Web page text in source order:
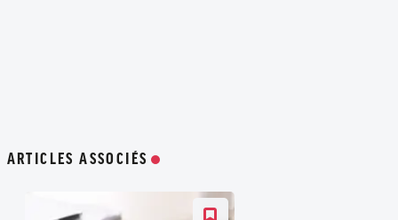
ARTICLES ASSOCIÉS